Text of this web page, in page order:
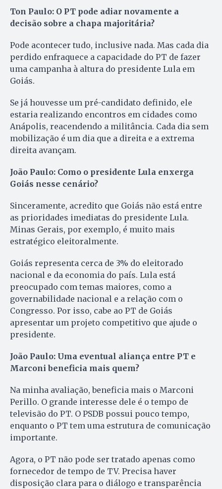
Ton Paulo: O PT pode adiar novamente a
decisão sobre a chapa majoritária?
Pode acontecer tudo, inclusive nada. Mas cada dia
perdido enfraquece a capacidade do PT de fazer
uma campanha à altura do presidente Lula em
Goiás.
Se já houvesse um pré-candidato definido, ele
estaria realizando encontros em cidades como
Anápolis, reacendendo a militância. Cada dia sem
mobilização é um dia que a direita e a extrema
direita avançam.
João Paulo: Como o presidente Lula enxerga
Goiás nesse cenário?
Sinceramente, acredito que Goiás não está entre
as prioridades imediatas do presidente Lula.
Minas Gerais, por exemplo, é muito mais
estratégico eleitoralmente.
Goiás representa cerca de 3% do eleitorado
nacional e da economia do país. Lula está
preocupado com temas maiores, como a
governabilidade nacional e a relação com o
Congresso. Por isso, cabe ao PT de Goiás
apresentar um projeto competitivo que ajude o
presidente.
João Paulo: Uma eventual aliança entre PT e
Marconi beneficia mais quem?
Na minha avaliação, beneficia mais o Marconi
Perillo. O grande interesse dele é o tempo de
televisão do PT. O PSDB possui pouco tempo,
enquanto o PT tem uma estrutura de comunicação
importante.
Agora, o PT não pode ser tratado apenas como
fornecedor de tempo de TV. Precisa haver
disposição clara para o diálogo e transparência